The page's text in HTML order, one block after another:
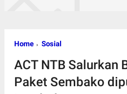
Home Sosial
ACT NTB Salurkan
Paket Sembako